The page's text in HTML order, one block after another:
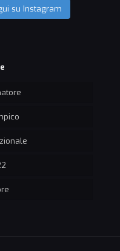
su Instagram